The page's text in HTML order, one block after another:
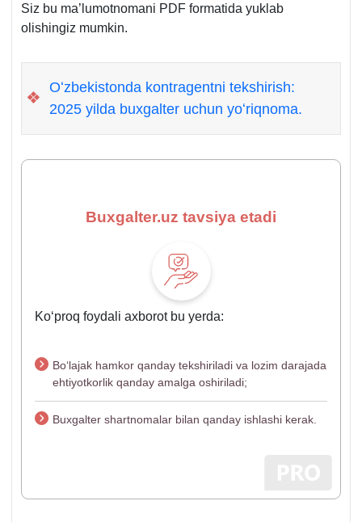
Siz bu ma’lumotnomani PDF formatida yuklab
olishingiz mumkin.
❖
Oʻzbekistonda kontragentni tekshirish:
2025 yilda buхgalter uchun yoʻriqnoma.
Buxgalter.uz tavsiya etadi
Koʻproq foydali aхborot bu yerda:
Boʻlajak hamkor qanday tekshiriladi va lozim darajada
ehtiyotkorlik qanday amalga oshiriladi;
Buхgalter shartnomalar bilan qanday ishlashi kerak.